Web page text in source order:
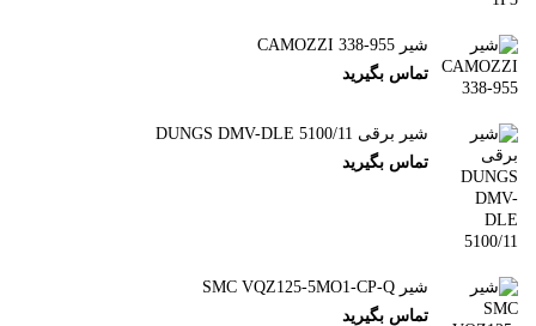
شیر CAMOZZI 338-955
تماس بگیرید
شیر برقی DUNGS DMV-DLE 5100/11
تماس بگیرید
شیر SMC VQZ125-5MO1-CP-Q
تماس بگیرید